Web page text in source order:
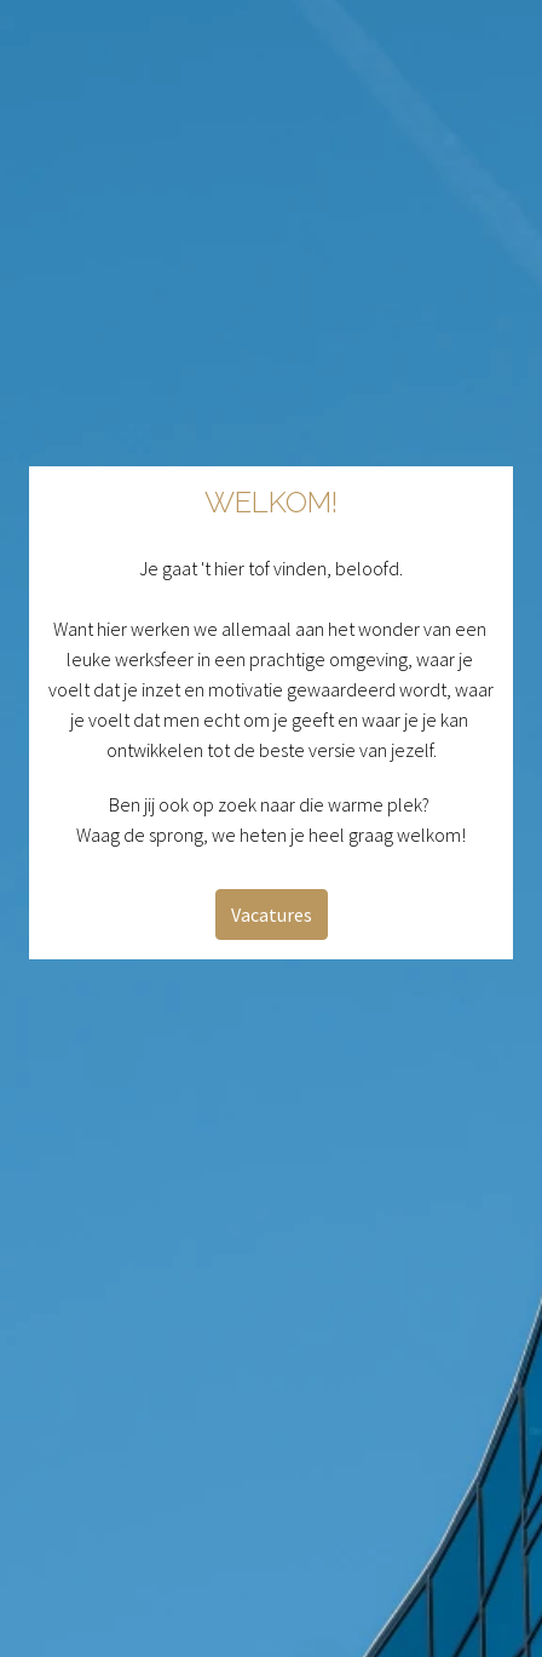
WELKOM!
Je gaat 't hier tof vinden, beloofd.
Want hier werken we allemaal aan het wonder van een
leuke werksfeer in een prachtige omgeving, waar je
voelt dat je inzet en motivatie gewaardeerd wordt, waar
je voelt dat men echt om je geeft en waar je je kan
ontwikkelen tot de beste versie van jezelf.
Ben jij ook op zoek naar die warme plek?
Waag de sprong, we heten je heel graag welkom!
Vacatures